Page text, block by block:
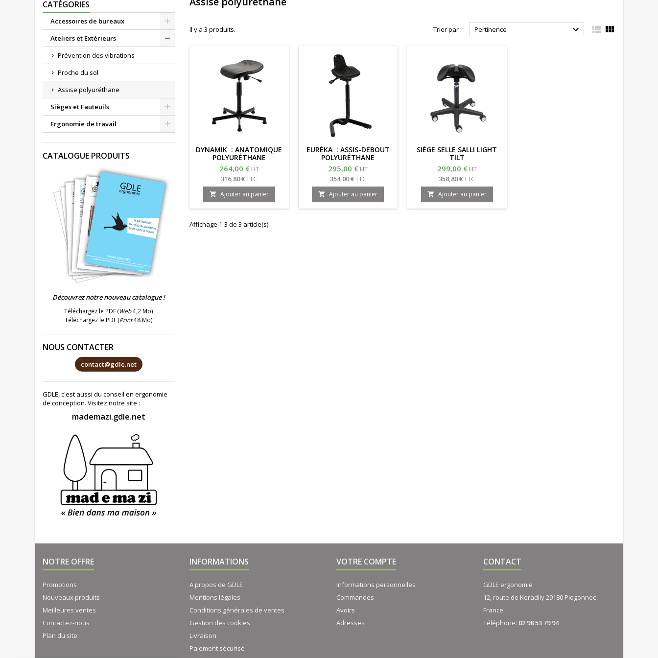
CATÉGORIES
Accessoires de bureaux
Ateliers et Extérieurs
Prévention des vibrations
Proche du sol
Assise polyuréthane
Sièges et Fauteuils
Ergonomie de travail
CATALOGUE PRODUITS
Découvrez notre nouveau catalogue !
Téléchargez le PDF (Web4,2 Mo)
Téléchargez le PDF (Print48 Mo)
NOUS CONTACTER
contact@gdle.net
GDLE, c'est aussi du conseil en ergonomie
de conception. Visitez notre site :
mademazi.gdle.net
Il y a 3 produits. Trier par : Pertinence   
DYNAMIK : ANATOMIQUE
POLYURÉTHANE
264,00 € HT
316,80 €TTC
 Ajouter au panier
EURÉKA : ASSIS-DEBOUT
POLYURÉTHANE
295,00 € HT
354,00 €TTC
 Ajouter au panier
SIÈGE SELLE SALLI LIGHT
TILT
299,00 € HT
358,80 €TTC
 Ajouter au panier
Affichage 1-3 de 3 article(s)
NOTRE OFFRE
Promotions
Nouveaux produits
Meilleures ventes
Contactez-nous
Plan du site
INFORMATIONS
A propos de GDLE
Mentions légales
Conditions générales de ventes
Gestion des cookies
Livraison
Paiement sécurisé
VOTRE COMPTE
Informations personnelles
Commandes
Avoirs
Adresses
CONTACT
GDLE ergonomie
12, route de Keradily 29180 Plogonnec -
France
Téléphone: 02 98 53 79 94